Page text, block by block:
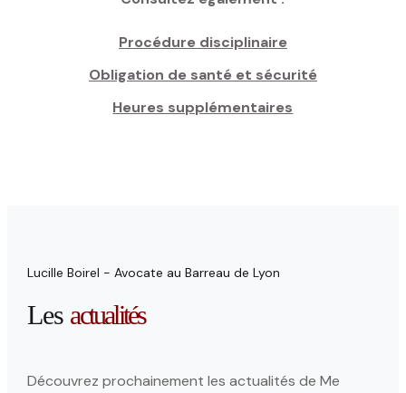
Procédure disciplinaire
Obligation de santé et sécurité
Heures supplémentaires
Lucille Boirel - Avocate au Barreau de Lyon
Les actualités
Découvrez prochainement les actualités de Me